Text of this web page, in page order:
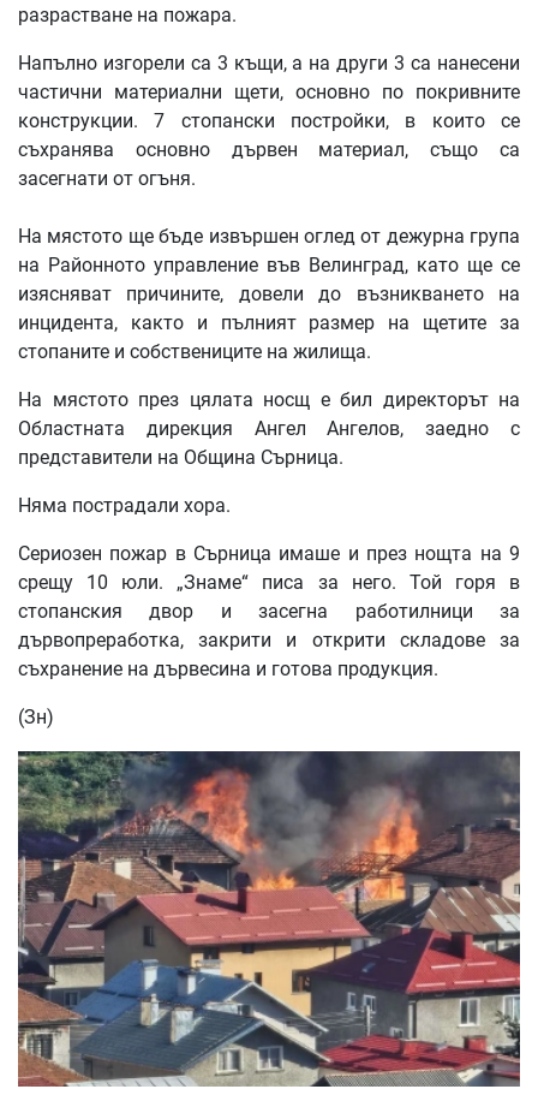
разрастване на пожара.
Напълно изгорели са 3 къщи, а на други 3 са нанесени
частични материални щети, основно по покривните
конструкции. 7 стопански постройки, в които се
съхранява основно дървен материал, също са
засегнати от огъня.
На мястото ще бъде извършен оглед от дежурна група
на Районното управление във Велинград, като ще се
изясняват причините, довели до възникването на
инцидента, както и пълният размер на щетите за
стопаните и собствениците на жилища.
На мястото през цялата носщ е бил директорът на
Областната дирекция Ангел Ангелов, заедно с
представители на Община Сърница.
Няма пострадали хора.
Сериозен пожар в Сърница имаше и през нощта на 9
срещу 10 юли. „Знаме“ писа за него. Той горя в
стопанския двор и засегна работилници за
дървопреработка, закрити и открити складове за
съхранение на дървесина и готова продукция.
(Зн)